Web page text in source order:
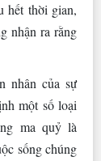
hết thời gian,
nhận ra rằng
nhân của sự
một số loại
ma quỷ là
sống chúng